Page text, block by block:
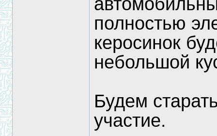
полностью
керосинок
небольшой
Будем
участие.